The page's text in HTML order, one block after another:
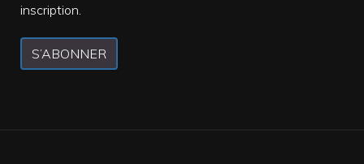
inscription.
S’ABONNER